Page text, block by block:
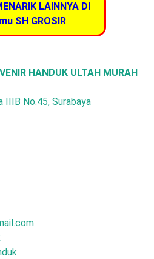
LAINNYA DI
SH GROSIR
HANDUK ULTAH MURAH
IIIB No.45, Surabaya